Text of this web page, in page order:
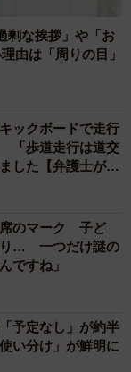
剰な挨拶」や「お
由は「周りの目」
ックボードで走行
「歩道走行は道交
した【弁護士が解
席のマーク 子ど
り… 一つだけ謎の
ですね」
予定なし」が約半
い分け」が鮮明に